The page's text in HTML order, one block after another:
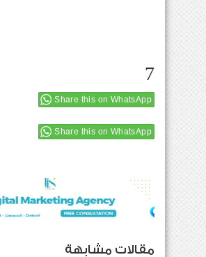
7
Share this on WhatsApp
Share this on WhatsApp
مقالات مشابهة